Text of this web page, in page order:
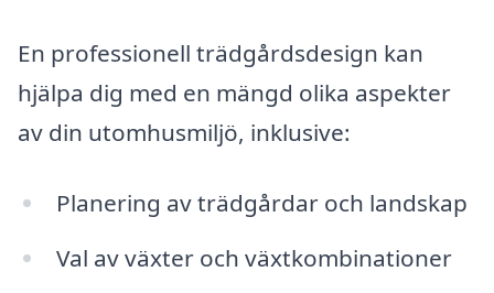
En professionell trädgårdsdesign kan
hjälpa dig med en mängd olika aspekter
av din utomhusmiljö, inklusive:
Planering av trädgårdar och landskap
Val av växter och växtkombinationer